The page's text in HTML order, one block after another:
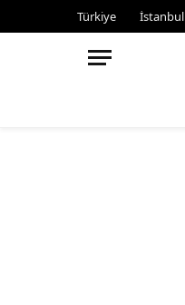
Türkiye İstanbul